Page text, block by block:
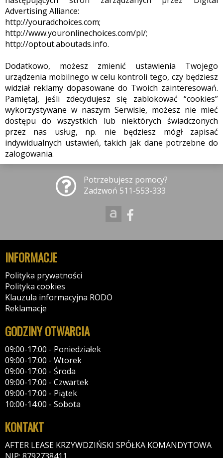
Advertising Alliance:
http://youradchoices.com;
http://www.youronlinechoices.com/pl/;
http://optout.aboutads.info.
Dodatkowo, możesz zmienić ustawienia Twojego
urządzenia mobilnego w celu kontroli tego, czy będziesz
widział reklamy dopasowane do Twoich zainteresowań.
Pamiętaj, jeśli zdecydujesz się zablokować “cookies”
wykorzystywane w naszym Serwisie, możesz nie mieć
dostępu do wszystkich lub niektórych świadczonych
przez nas usług, np. nie będziesz mógł zapisać
indywidualnych ustawień, takich jak dane potrzebne do
zalogowania.
Potrzebujesz pomocy?
Zadzwoń 511-553-333
INFORMACJE
Polityka prywatności
Polityka cookies
Klauzula informacyjna RODO
Reklamacje
GODZINY OTWARCIA
09:00-17:00 - Poniedziałek
09:00-17:00 - Wtorek
09:00-17:00 - Środa
09:00-17:00 - Czwartek
09:00-17:00 - Piątek
10:00-14:00 - Sobota
KONTAKT
AFTER LEASE KRZYWDZIŃSKI SPÓŁKA KOMANDYTOWA